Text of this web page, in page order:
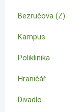
Bezručova (Z)
Kampus
Poliklinika
Hraničář
Divadlo